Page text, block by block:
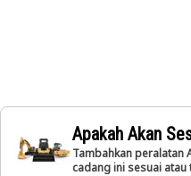
Apakah Akan
Tambahkan peralatan
cadang ini sesuai